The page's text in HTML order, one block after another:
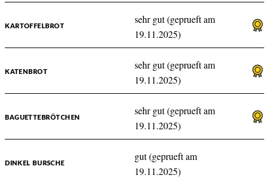
KARTOFFELBROT
sehr gut (geprueft am
19.11.2025)
KATENBROT
sehr gut (geprueft am
19.11.2025)
BAGUETTEBRÖTCHEN
sehr gut (geprueft am
19.11.2025)
DINKEL BURSCHE
gut (geprueft am
19.11.2025)